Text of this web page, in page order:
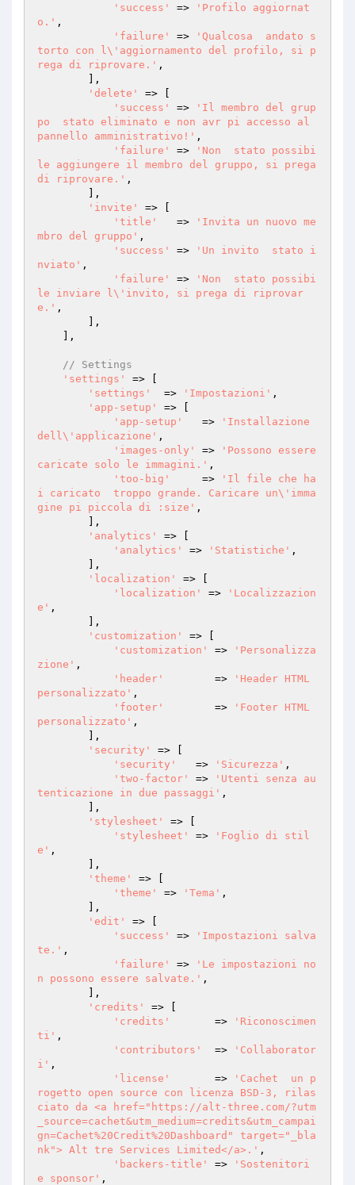
'success'
=>
'Profilo aggiornat
o.' ,
'failure'
=>
'Qualcosa  andato s
torto con l\'aggiornamento del profilo, si p
rega di riprovare.' ,
'delete'
=> [
'success'
=>
'Il membro del grup
po  stato eliminato e non avr pi accesso al
pannello amministrativo!' ,
'failure'
=>
'Non  stato possibi
le aggiungere il membro del gruppo, si prega
di riprovare.' ,
'invite'
=> [
'title'
   =>
'Invita un nuovo me
mbro del gruppo' ,
'success'
=>
'Un invito  stato i
nviato' ,
'failure'
=>
'Non  stato possibi
le inviare l\'invito, si prega di riprovar
e.' ,
// Settings
'settings'
=> [
'settings'
  =>
'Impostazioni' ,
'app-setup'
=> [
'app-setup'
   =>
'Installazione
dell\'applicazione' ,
'images-only'
=>
'Possono essere
caricate solo le immagini.' ,
'too-big'
     =>
'Il file che ha
i caricato  troppo grande. Caricare un\'imma
gine pi piccola di :size' ,
'analytics'
=> [
'analytics'
=> 'Statistiche' ,
'localization'
=> [
'localization'
=>
'Localizzazion
e' ,
'customization'
=> [
'customization'
=>
'Personalizza
zione' ,
'header'
        =>
'Header HTML
personalizzato' ,
'footer'
        =>
'Footer HTML
personalizzato' ,
'security'
=> [
'security'
   =>
'Sicurezza' ,
'two-factor'
=>
'Utenti senza au
tenticazione in due passaggi' ,
'stylesheet'
=> [
'stylesheet'
=>
'Foglio di stil
e' ,
'theme'
=> [
'theme'
=> 'Tema' ,
'edit'
=> [
'success'
=>
'Impostazioni salva
te.' ,
'failure'
=>
'Le impostazioni no
n possono essere salvate.' ,
'credits'
=> [
'credits'
       =>
'Riconoscimen
ti' ,
'contributors'
  =>
'Collaborator
i' ,
'license'
       =>
'Cachet  un p
rogetto open source con licenza BSD-3, rilas
ciato da <a href="https://alt-three.com/?utm
_source=cachet&utm_medium=credits&utm_campai
gn=Cachet%20Credit%20Dashboard" target="_bla
nk"> Alt tre Services Limited</a>.' ,
'backers-title'
=>
'Sostenitori
e sponsor' ,